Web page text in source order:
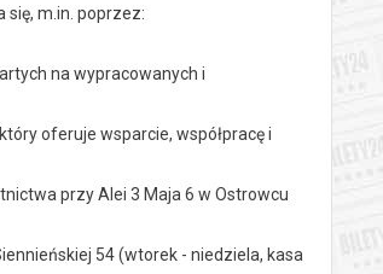
m.in. poprzez:
na wypracowanych i
oferuje wsparcie, współpracę i
przy Alei 3 Maja 6 w Ostrowcu
54 (wtorek - niedziela, kasa